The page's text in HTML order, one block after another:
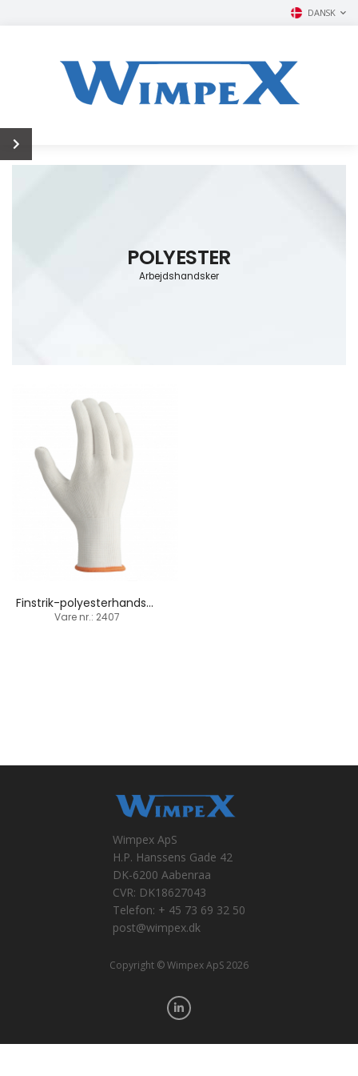
DANSK
POLYESTER
Arbejdshandsker
Finstrik-polyesterhandske / strikbund / sømløs
Vare nr.: 2407
Wimpex ApS
H.P. Hanssens Gade 42
DK-6200 Aabenraa
CVR: DK18627043
Telefon: + 45 73 69 32 50
post@wimpex.dk
Copyright © Wimpex ApS 2026